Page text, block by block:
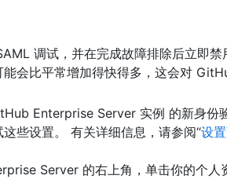
调试，并在完成故障排除后立即禁
能会比平常增加得快得多，这会对
Enterprise Server 实例 的新身份
些设置。 有关详细信息，请参阅“设
Server 的右上角，单击你的个人